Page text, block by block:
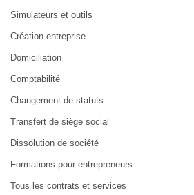
Simulateurs et outils
Création entreprise
Domiciliation
Comptabilité
Changement de statuts
Transfert de siège social
Dissolution de société
Formations pour entrepreneurs
Tous les contrats et services